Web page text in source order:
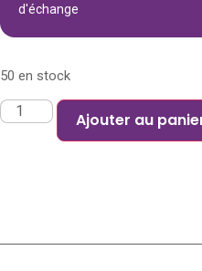
d'échange
50 en stock
Ajouter au